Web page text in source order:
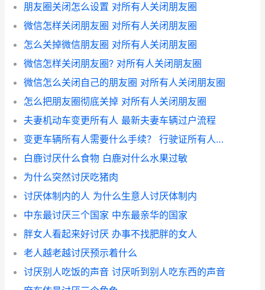
朋友圈关闭怎么设置 对所有人关闭朋友圈
微信怎样关闭朋友圈 对所有人关闭朋友圈
怎么关掉微信朋友圈 对所有人关闭朋友圈
微信怎样关闭朋友圈? 对所有人关闭朋友圈
微信怎么关闭自己的朋友圈 对所有人关闭朋友圈
怎么把朋友圈彻底关掉 对所有人关闭朋友圈
夫妻机动车变更所有人 最新夫妻车辆过户流程
变更车辆所有人需要什么手续？ 行驶证所有人变更
白鹿讨厌什么食物 白鹿对什么水果过敏
为什么突然讨厌吃猪肉
讨厌体制内的人 为什么生意人讨厌体制内
中东最讨厌三个国家 中东最亲华的国家
胖女人看起来好讨厌 办事不找肥胖的女人
老人越老越讨厌预示着什么
讨厌别人吃饭的声音 讨厌听到别人吃东西的声音